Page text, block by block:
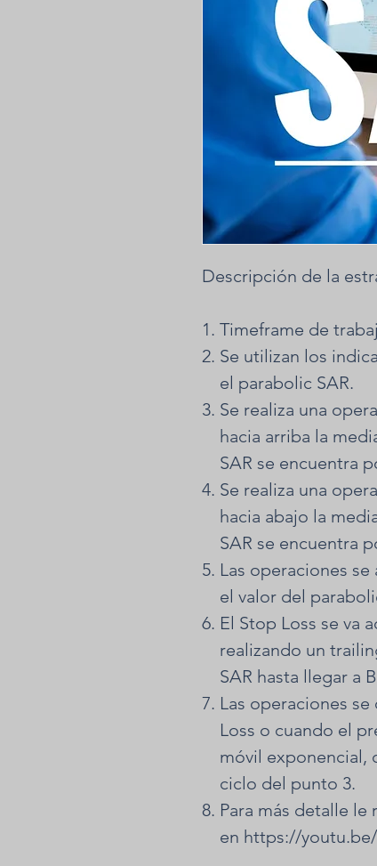
Descripción de la
Timeframe de
Se utilizan los
el parabolic SAR.
Se realiza una
hacia arriba la
SAR se encuentra
Se realiza una
hacia abajo la
SAR se encuentra
Las operaciones
el valor del
El Stop Loss se va
realizando un
SAR hasta llegar a
Las operaciones
Loss o cuando el
móvil exponencial,
ciclo del punto 3.
Para más detalle
en https://